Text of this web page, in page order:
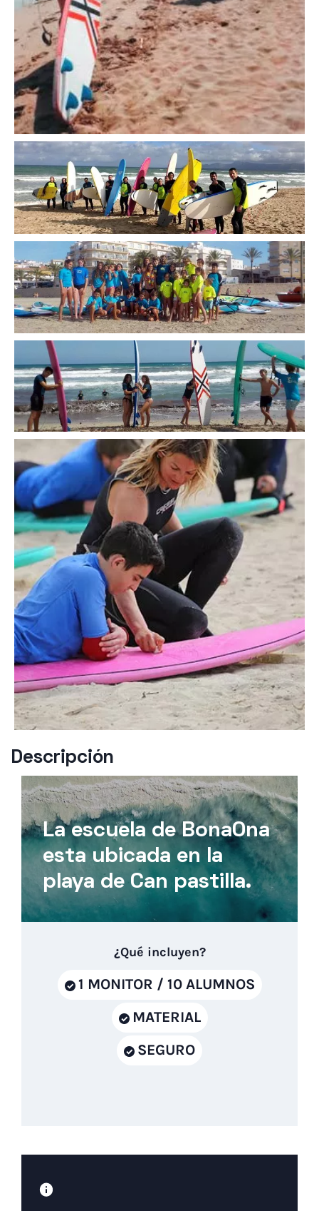
Descripción
La escuela de BonaOna
esta ubicada en la
playa de Can pastilla.
¿Qué incluyen?
1 MONITOR / 10 ALUMNOS
MATERIAL
SEGURO